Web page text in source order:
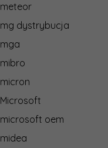
meteor
mg dystrybucja
mga
mibro
micron
Microsoft
microsoft oem
midea